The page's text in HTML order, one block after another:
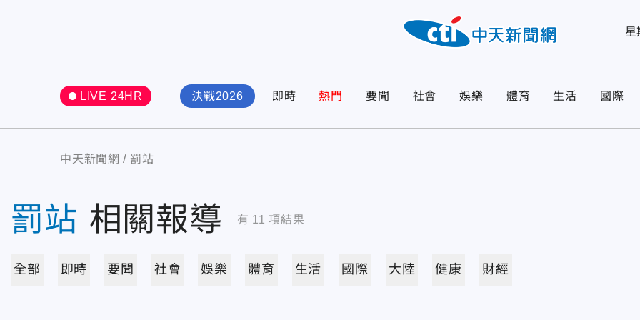
星
LIVE 24HR 決戰2026 即時 熱門 要聞 社會 娛樂 體育 生活 國際
中天新聞網 罰站
罰站 相關報導 有 11 項結果
全部 即時 要聞 社會 娛樂 體育 生活 國際 大陸 健康 財經